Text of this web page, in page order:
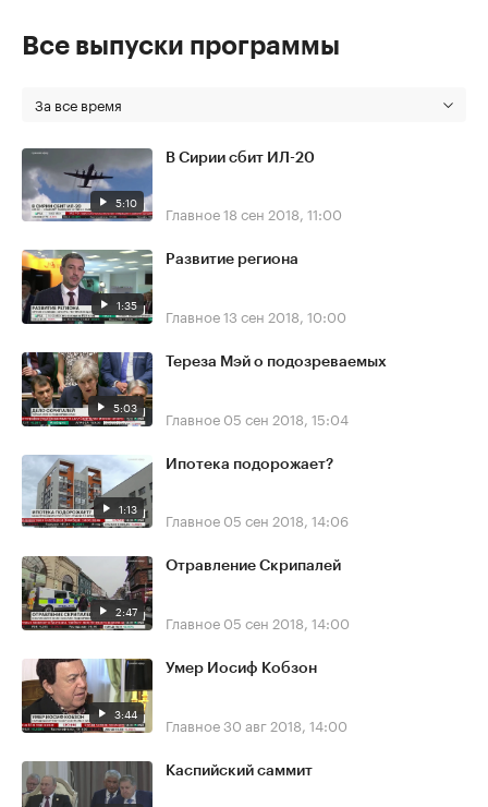
Все выпуски программы
За все время
5:10
В Сирии сбит ИЛ-20
Главное18 сен 2018, 11:00
1:35
Развитие региона
Главное13 сен 2018, 10:00
5:03
Тереза Мэй о подозреваемых
Главное 05 сен 2018, 15:04
1:13
Ипотека подорожает?
Главное 05 сен 2018, 14:06
2:47
Отравление Скрипалей
Главное 05 сен 2018, 14:00
3:44
Умер Иосиф Кобзон
Главное30 авг 2018, 14:00
Каспийский саммит